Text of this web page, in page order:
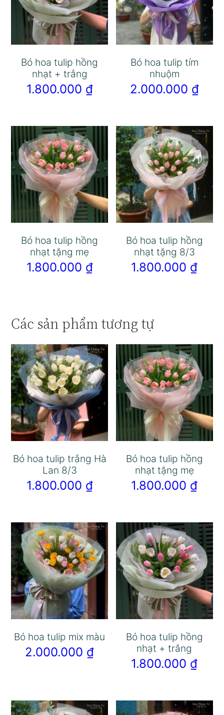
Bó hoa tulip hồng
nhạt + trắng
1.800.000 ₫
Bó hoa tulip tím
nhuộm
2.000.000 ₫
Bó hoa tulip hồng
nhạt tặng mẹ
1.800.000 ₫
Bó hoa tulip hồng
nhạt tặng 8/3
1.800.000 ₫
Các sản phẩm tương tự
Bó hoa tulip trắng Hà
Lan 8/3
1.800.000 ₫
Bó hoa tulip hồng
nhạt tặng mẹ
1.800.000 ₫
Bó hoa tulip mix màu
2.000.000 ₫
Bó hoa tulip hồng
nhạt + trắng
1.800.000 ₫